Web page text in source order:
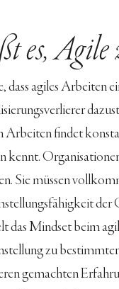
es, Agile
dass agiles Arbeiten
Arbeiten findet
kennt.
Sie müssen
das Mindset beim
zu
gemachten